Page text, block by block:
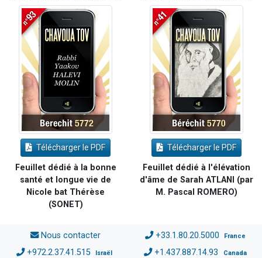
Télécharger le PDF
Feuillet dédié à la bonne
santé et longue vie de
Nicole bat Thérèse
(SONET)
Télécharger le PDF
Feuillet dédié à l'élévation
d'âme de Sarah ATLANI (par
M. Pascal ROMERO)
Nous contacter +33.1.80.20.5000 France
+972.2.37.41.515 Israël +1.437.887.14.93 Canada